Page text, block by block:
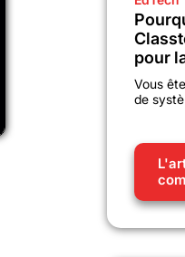
pour
Vous
de